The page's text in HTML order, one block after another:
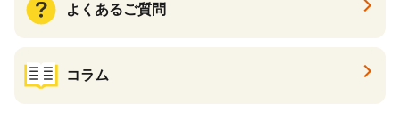
よくあるご質問
コラム